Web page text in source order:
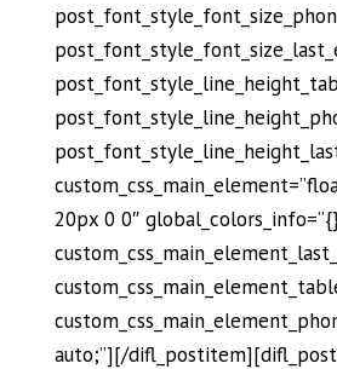
20px 0 0″
auto;”][/